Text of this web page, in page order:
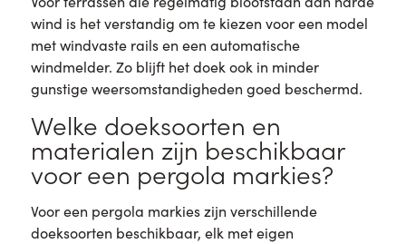
wind is het verstandig om te kiezen voor een model
met windvaste rails en een automatische
windmelder. Zo blijft het doek ook in minder
gunstige weersomstandigheden goed beschermd.
Welke doeksoorten en
materialen zijn beschikbaar
voor een pergola markies?
Voor een pergola markies zijn verschillende
doeksoorten beschikbaar, elk met eigen